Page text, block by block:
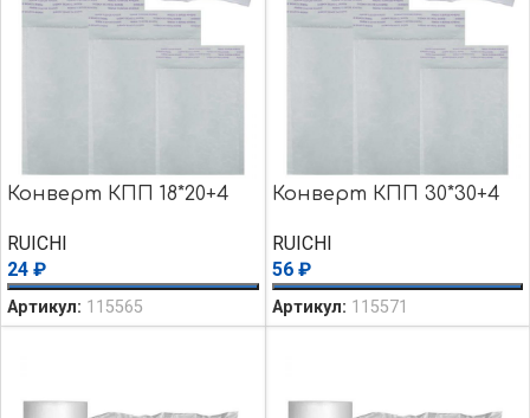
Конверт КПП 18*20+4
RUICHI
24 ₽
Артикул: 115565
Конверт КПП 30*30+4
RUICHI
56 ₽
Артикул: 115571